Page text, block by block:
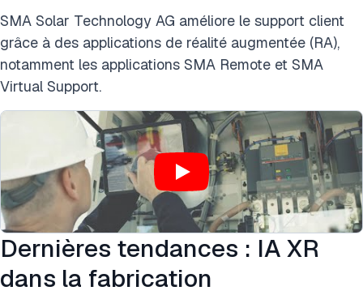
SMA Solar Technology AG améliore le support client
grâce à des applications de réalité augmentée (RA),
notamment les applications SMA Remote et SMA
Virtual Support.
Dernières tendances : IA XR
dans la fabrication